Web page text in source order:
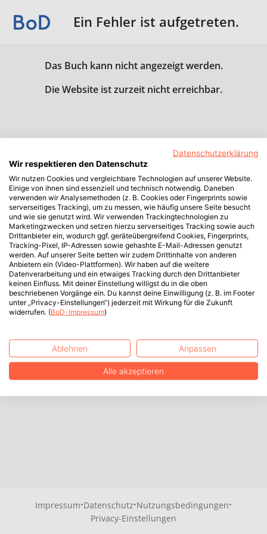
Ein Fehler ist aufgetreten.
Das Buch kann nicht angezeigt werden.
Die Website ist zurzeit nicht erreichbar.
Impressum·Datenschutz·Nutzungsbedingungen·
Privacy-Einstellungen
Datenschutzerklärung
Wir respektieren den Datenschutz
Wir nutzen Cookies und vergleichbare Technologien auf unserer Website.
Einige von ihnen sind essenziell und technisch notwendig. Daneben
verwenden wir Analysemethoden (z. B. Cookies oder Fingerprints sowie
serverseitiges Tracking), um zu messen, wie häufig unsere Seite besucht
und wie sie genutzt wird. Wir verwenden Trackingtechnologien zu
Marketingzwecken und setzen hierzu serverseitiges Tracking sowie auch
Drittanbieter ein, wodurch ggf. geräteübergreifend Cookies, Fingerprints,
Tracking-Pixel, IP-Adressen sowie gehashte E-Mail-Adressen genutzt
werden. Auf unserer Seite betten wir zudem Drittinhalte von anderen
Anbietern ein (Video-Plattformen). Wir haben auf die weitere
Datenverarbeitung und ein etwaiges Tracking durch den Drittanbieter
keinen Einfluss. Mit deiner Einstellung willigst du in die oben
beschriebenen Vorgänge ein. Du kannst deine Einwilligung (z. B. im Footer
unter „Privacy-Einstellungen“) jederzeit mit Wirkung für die Zukunft
widerrufen. (BoD-Impressum)
Ablehnen Anpassen
Alle akzeptieren